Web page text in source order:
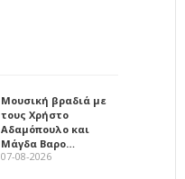
Μουσική βραδιά με
τους Χρήστο
Αδαμόπουλο και
Μάγδα Βαρο…
07-08-2026